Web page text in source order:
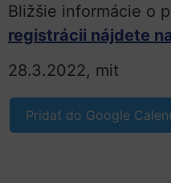
Bližšie informácie o
registrácii nájdete
28.3.2022, mit
Pridať do Google